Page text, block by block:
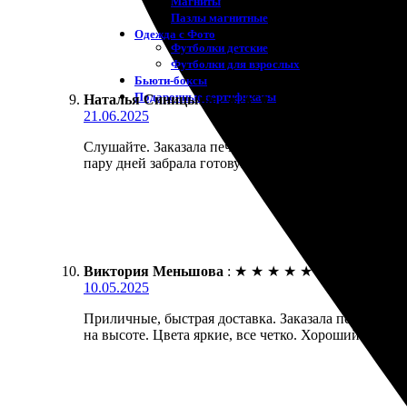
Пазлы магнитные
Одежда с Фото
Футболки детские
Футболки для взрослых
Бьюти-боксы
Подарочные сертификаты
Наталья Синицына : ★ ★ ★ ★
21.06.2025
Слушайте. Заказала печать фото 20х30. Все
пару дней забрала готовую работу. Качество на
Виктория Меньшова : ★ ★ ★ ★ ★
10.05.2025
Приличные, быстрая доставка. Заказала печать
на высоте. Цвета яркие, все четко. Хороший выбор